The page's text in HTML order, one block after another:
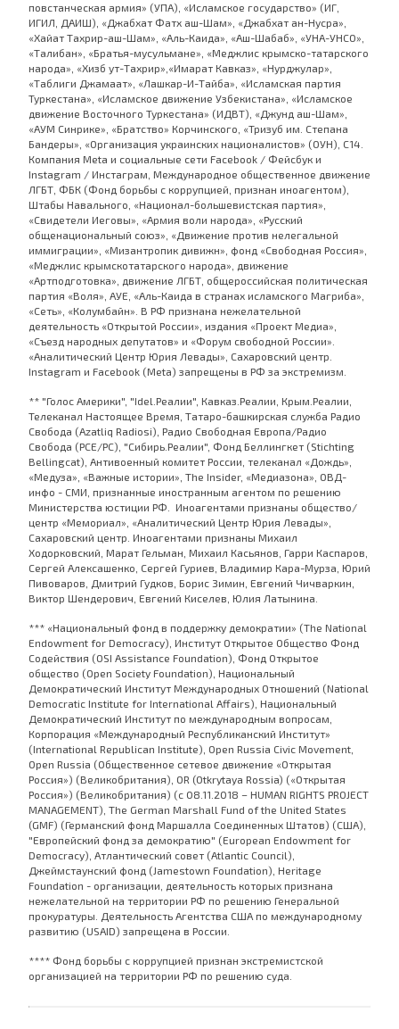
повстанческая армия» (УПА), «Исламское государство» (ИГ,
ИГИЛ, ДАИШ), «Джабхат Фатх аш-Шам», «Джабхат ан-Нусра»,
«Хайат Тахрир-аш-Шам», «Аль-Каида», «Аш-Шабаб», «УНА-УНСО»,
«Талибан», «Братья-мусульмане», «Меджлис крымско-татарского
народа», «Хизб ут-Тахрир»,«Имарат Кавказ», «Нурджулар»,
«Таблиги Джамаат», «Лашкар-И-Тайба», «Исламская партия
Туркестана», «Исламское движение Узбекистана», «Исламское
движение Восточного Туркестана» (ИДВТ), «Джунд аш-Шам»,
«АУМ Синрике», «Братство» Корчинского, «Тризуб им. Степана
Бандеры», «Организация украинских националистов» (ОУН), С14.
Компания Meta и социальные сети Facebook / Фейсбук и
Instagram / Инстаграм, Международное общественное движение
ЛГБТ, ФБК (Фонд борьбы с коррупцией, признан иноагентом),
Штабы Навального, «Национал-большевистская партия»,
«Свидетели Иеговы», «Армия воли народа», «Русский
общенациональный союз», «Движение против нелегальной
иммиграции», «Мизантропик дивижн», фонд «Свободная Россия»,
«Меджлис крымскотатарского народа», движение
«Артподготовка», движение ЛГБТ, общероссийская политическая
партия «Воля», АУЕ, «Аль-Каида в странах исламского Магриба»,
«Сеть», «Колумбайн». В РФ признана нежелательной
деятельность «Открытой России», издания «Проект Медиа»,
«Съезд народных депутатов» и «Форум свободной России».
«Аналитический Центр Юрия Левады», Сахаровский центр.
Instagram и Facebook (Metа) запрещены в РФ за экстремизм.
** "Голос Америки", "Idel.Реалии", Кавказ.Реалии, Крым.Реалии,
Телеканал Настоящее Время, Татаро-башкирская служба Радио
Свобода (Azatliq Radiosi), Радио Свободная Европа/Радио
Свобода (PCE/PC), "Сибирь.Реалии", Фонд Беллингкет (Stichting
Bellingcat), Антивоенный комитет России, телеканал «Дождь»,
«Медуза», «Важные истории», The Insider, «Медиазона», ОВД-
инфо - СМИ, признанные иностранным агентом по решению
Министерства юстиции РФ. Иноагентами признаны общество/
центр «Мемориал», «Аналитический Центр Юрия Левады»,
Сахаровский центр. Иноагентами признаны Михаил
Ходорковский, Марат Гельман, Михаил Касьянов, Гарри Каспаров,
Сергей Алексашенко, Сергей Гуриев, Владимир Кара-Мурза, Юрий
Пивоваров, Дмитрий Гудков, Борис Зимин, Евгений Чичваркин,
Виктор Шендерович, Евгений Киселев, Юлия Латынина.
*** «Национальный фонд в поддержку демократии» (The National
Endowment for Democracy), Институт Открытое Общество Фонд
Содействия (OSI Assistance Foundation), Фонд Открытое
общество (Open Society Foundation), Национальный
Демократический Институт Международных Отношений (National
Democratic Institute for International Affairs), Национальный
Демократический Институт по международным вопросам,
Корпорация «Международный Республиканский Институт»
(International Republican Institute), Open Russia Civic Movement,
Open Russia (Общественное сетевое движение «Открытая
Россия») (Великобритания), OR (Otkrytaya Rossia) («Открытая
Россия») (Великобритания) (с 08.11.2018 – HUMAN RIGHTS PROJECT
MANAGEMENT), The German Marshall Fund of the United States
(GMF) (Германский фонд Маршалла Соединенных Штатов) (США),
"Европейский фонд за демократию" (European Endowment for
Democracy), Атлантический совет (Atlantic Council),
Джеймстаунский фонд (Jamestown Foundation), Heritage
Foundation - организации, деятельность которых признана
нежелательной на территории РФ по решению Генеральной
прокуратуры. Деятельность Агентства США по международному
развитию (USAID) запрещена в России.
**** Фонд борьбы с коррупцией признан экстремистской
организацией на территории РФ по решению суда.